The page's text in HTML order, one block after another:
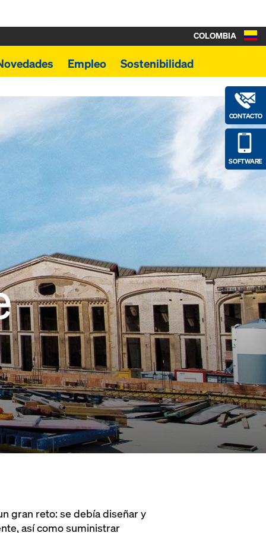
Empleo Sostenibilidad
CONTACTO
SOFTWARE
COLOMBIA
gran reto: se debía diseñar y
así como suministrar